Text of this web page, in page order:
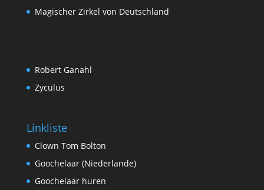
Magischer Zirkel von Deutschland
Robert Ganahl
Zyculus
Linkliste
Clown Tom Bolton
Goochelaar (Niederlande)
Goochelaar huren